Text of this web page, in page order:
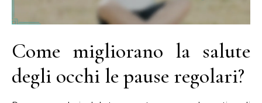
Come migliorano la salute
degli occhi le pause regolari?